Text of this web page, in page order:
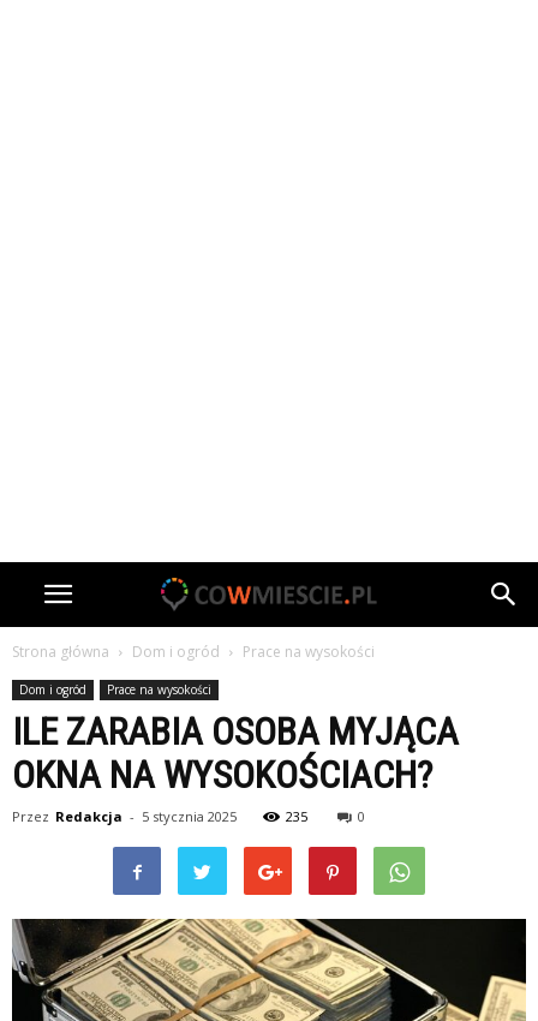
Strona główna Dom i ogród Prace na wysokości
Dom i ogród Prace na wysokości
ILE ZARABIA OSOBA MYJĄCA
OKNA NA WYSOKOŚCIACH?
Przez Redakcja - 5 stycznia 2025 235 0